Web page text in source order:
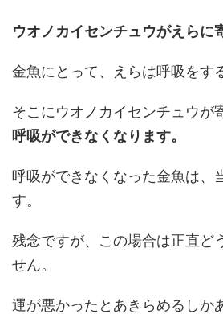
ウオノカイセンチュウがえらに
金魚にとって、えらは呼吸をす
そこにウオノカイセンチュウが
呼吸ができなくなります。
呼吸ができなくなった金魚は、
す。
残念ですが、この場合は正直ど
せん。
運が悪かったとあきらめるしか